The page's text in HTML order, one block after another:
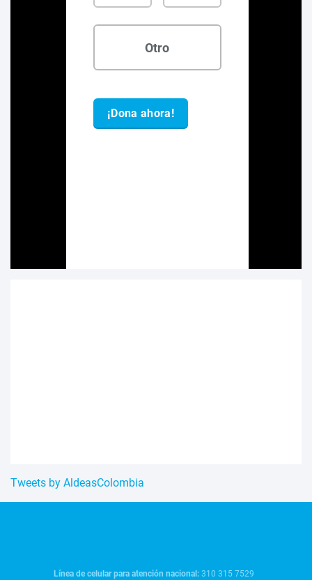
Tweets by AldeasColombia
Línea de celular para atención nacional:310 315 7529